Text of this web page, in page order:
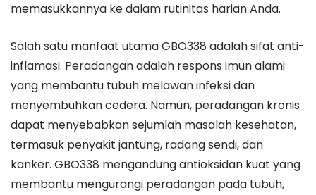
memasukkannya ke dalam rutinitas harian Anda.
Salah satu manfaat utama GBO338 adalah sifat anti-
inflamasi. Peradangan adalah respons imun alami
yang membantu tubuh melawan infeksi dan
menyembuhkan cedera. Namun, peradangan kronis
dapat menyebabkan sejumlah masalah kesehatan,
termasuk penyakit jantung, radang sendi, dan
kanker. GBO338 mengandung antioksidan kuat yang
membantu mengurangi peradangan pada tubuh,